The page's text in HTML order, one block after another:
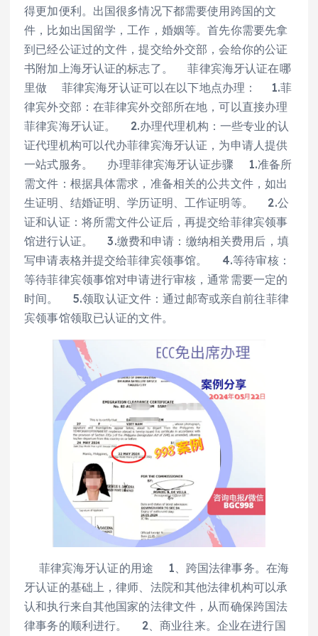
得更加便利。出国很多情况下都需要使用跨国的文
件，比如出国留学，工作，婚姻等。首先你需要先拿
到已经公证过的文件，提交给外交部，会给你的公证
书附加上海牙认证的标志了。 菲律宾海牙认证在哪
里做 菲律宾海牙认证可以在以下地点办理： 1.菲
律宾外交部：在菲律宾外交部所在地，可以直接办理
菲律宾海牙认证。 2.办理代理机构：一些专业的认
证代理机构可以代办菲律宾海牙认证，为申请人提供
一站式服务。 办理菲律宾海牙认证步骤 1.准备所
需文件：根据具体需求，准备相关的公共文件，如出
生证明、结婚证明、学历证明、工作证明等。 2.公
证和认证：将所需文件公证后，再提交给菲律宾领事
馆进行认证。 3.缴费和申请：缴纳相关费用后，填
写申请表格并提交给菲律宾领事馆。 4.等待审核：
等待菲律宾领事馆对申请进行审核，通常需要一定的
时间。 5.领取认证文件：通过邮寄或亲自前往菲律
宾领事馆领取已认证的文件。
菲律宾海牙认证的用途 1、跨国法律事务。在海
牙认证的基础上，律师、法院和其他法律机构可以承
认和执行来自其他国家的法律文件，从而确保跨国法
律事务的顺利进行。 2、商业往来。企业在进行国